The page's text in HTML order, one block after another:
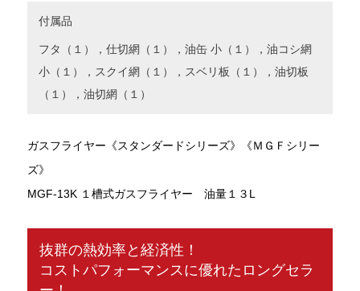
付属品
フタ（１），仕切網（１），油缶 小（１），油コシ網
小（１），スクイ網（１），スベリ板（１），油切板
（１），油切網（１）
ガスフライヤー《スタンダードシリーズ》《ＭＧＦシリー
ズ》
MGF-13K １槽式ガスフライヤー 油量１３L
抜群の熱効率と経済性！
コストパフォーマンスに優れたロングセラ